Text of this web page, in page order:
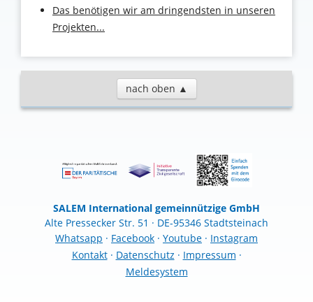
Das benötigen wir am dringendsten in unseren
Projekten...
nach oben ▲
SALEM International gemeinnützige GmbH
Alte Pressecker Str. 51 · DE-95346 Stadtsteinach
Whatsapp · Facebook · Youtube · Instagram
Kontakt· Datenschutz · Impressum ·
Meldesystem